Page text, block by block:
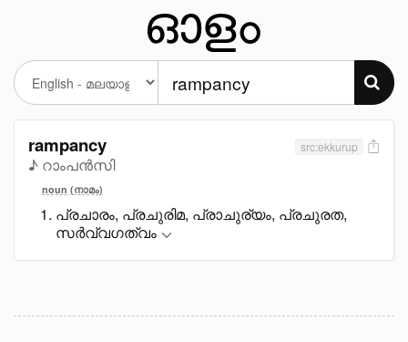
rampancy
♪ റാംപൻസി
src:ekkurup
noun (നാമം)
പ്രചാരം, പ്രചുരിമ, പ്രാചുര്യം, പ്രചുരത,
സർവ്വഗത്വം